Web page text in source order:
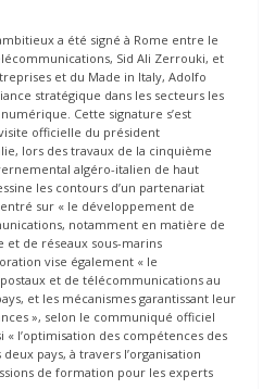
a été signé à Rome entre le
Sid Ali Zerrouki, et
et du Made in Italy, Adolfo
stratégique dans les secteurs les
Cette signature s’est
officielle du président
lors des travaux de la cinquième
algéro-italien de haut
les contours d’un partenariat
sur « le développement de
notamment en matière de
et de réseaux sous-marins
vise également « le
et de télécommunications au
et les mécanismes garantissant leur
», selon le communiqué officiel
« l’optimisation des compétences des
pays, à travers l’organisation
de formation pour les experts